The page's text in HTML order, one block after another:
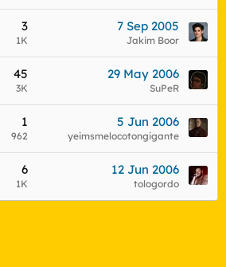
3
1K
7 Sep 2005
Jakim Boor
45
3K
29 May 2006
SuPeR
1
962
5 Jun 2006
yeimsmelocotongigante
6
1K
12 Jun 2006
tologordo